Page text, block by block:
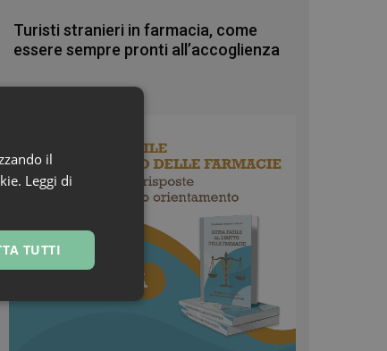
Turisti stranieri in farmacia, come
essere sempre pronti all’accoglienza
il
Leggi di
TUTTI